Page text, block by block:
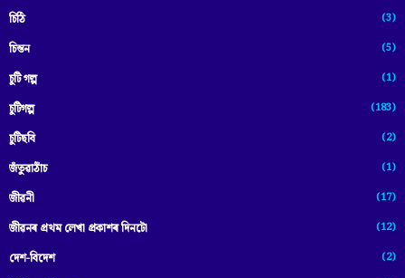
চিঠি (3)
চিন্তন (5)
চুটি গল্প (1)
চুটিগল্প (183)
চুটিছবি (2)
জঁতুৱাঠাঁচ (1)
জীৱনী (17)
জীৱনৰ প্ৰথম লেখা প্ৰকাশৰ দিনটো (12)
দেশ-বিদেশ (2)